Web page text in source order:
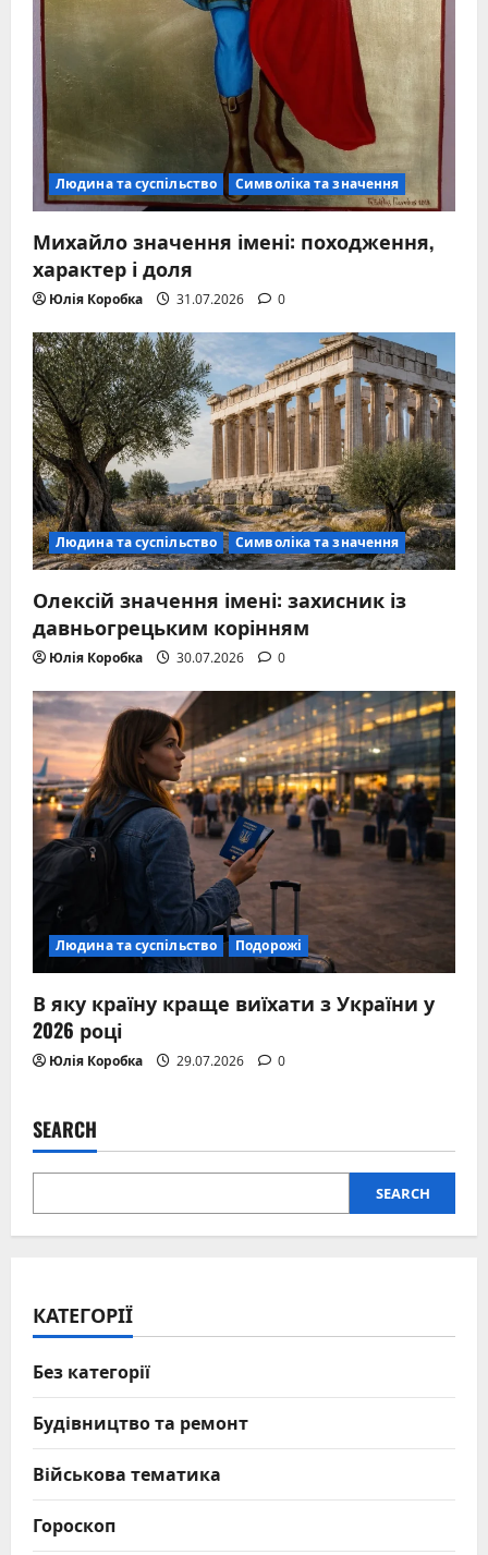
Людина та суспільство Символіка та значення
Михайло значення імені: походження,
характер і доля
Юлія Коробка 31.07.2026 0
Людина та суспільство Символіка та значення
Олексій значення імені: захисник із
давньогрецьким корінням
Юлія Коробка 30.07.2026 0
Людина та суспільство Подорожі
В яку країну краще виїхати з України у
2026 році
Юлія Коробка 29.07.2026 0
SEARCH
SEARCH
КАТЕГОРІЇ
Без категорії
Будівництво та ремонт
Військова тематика
Гороскоп